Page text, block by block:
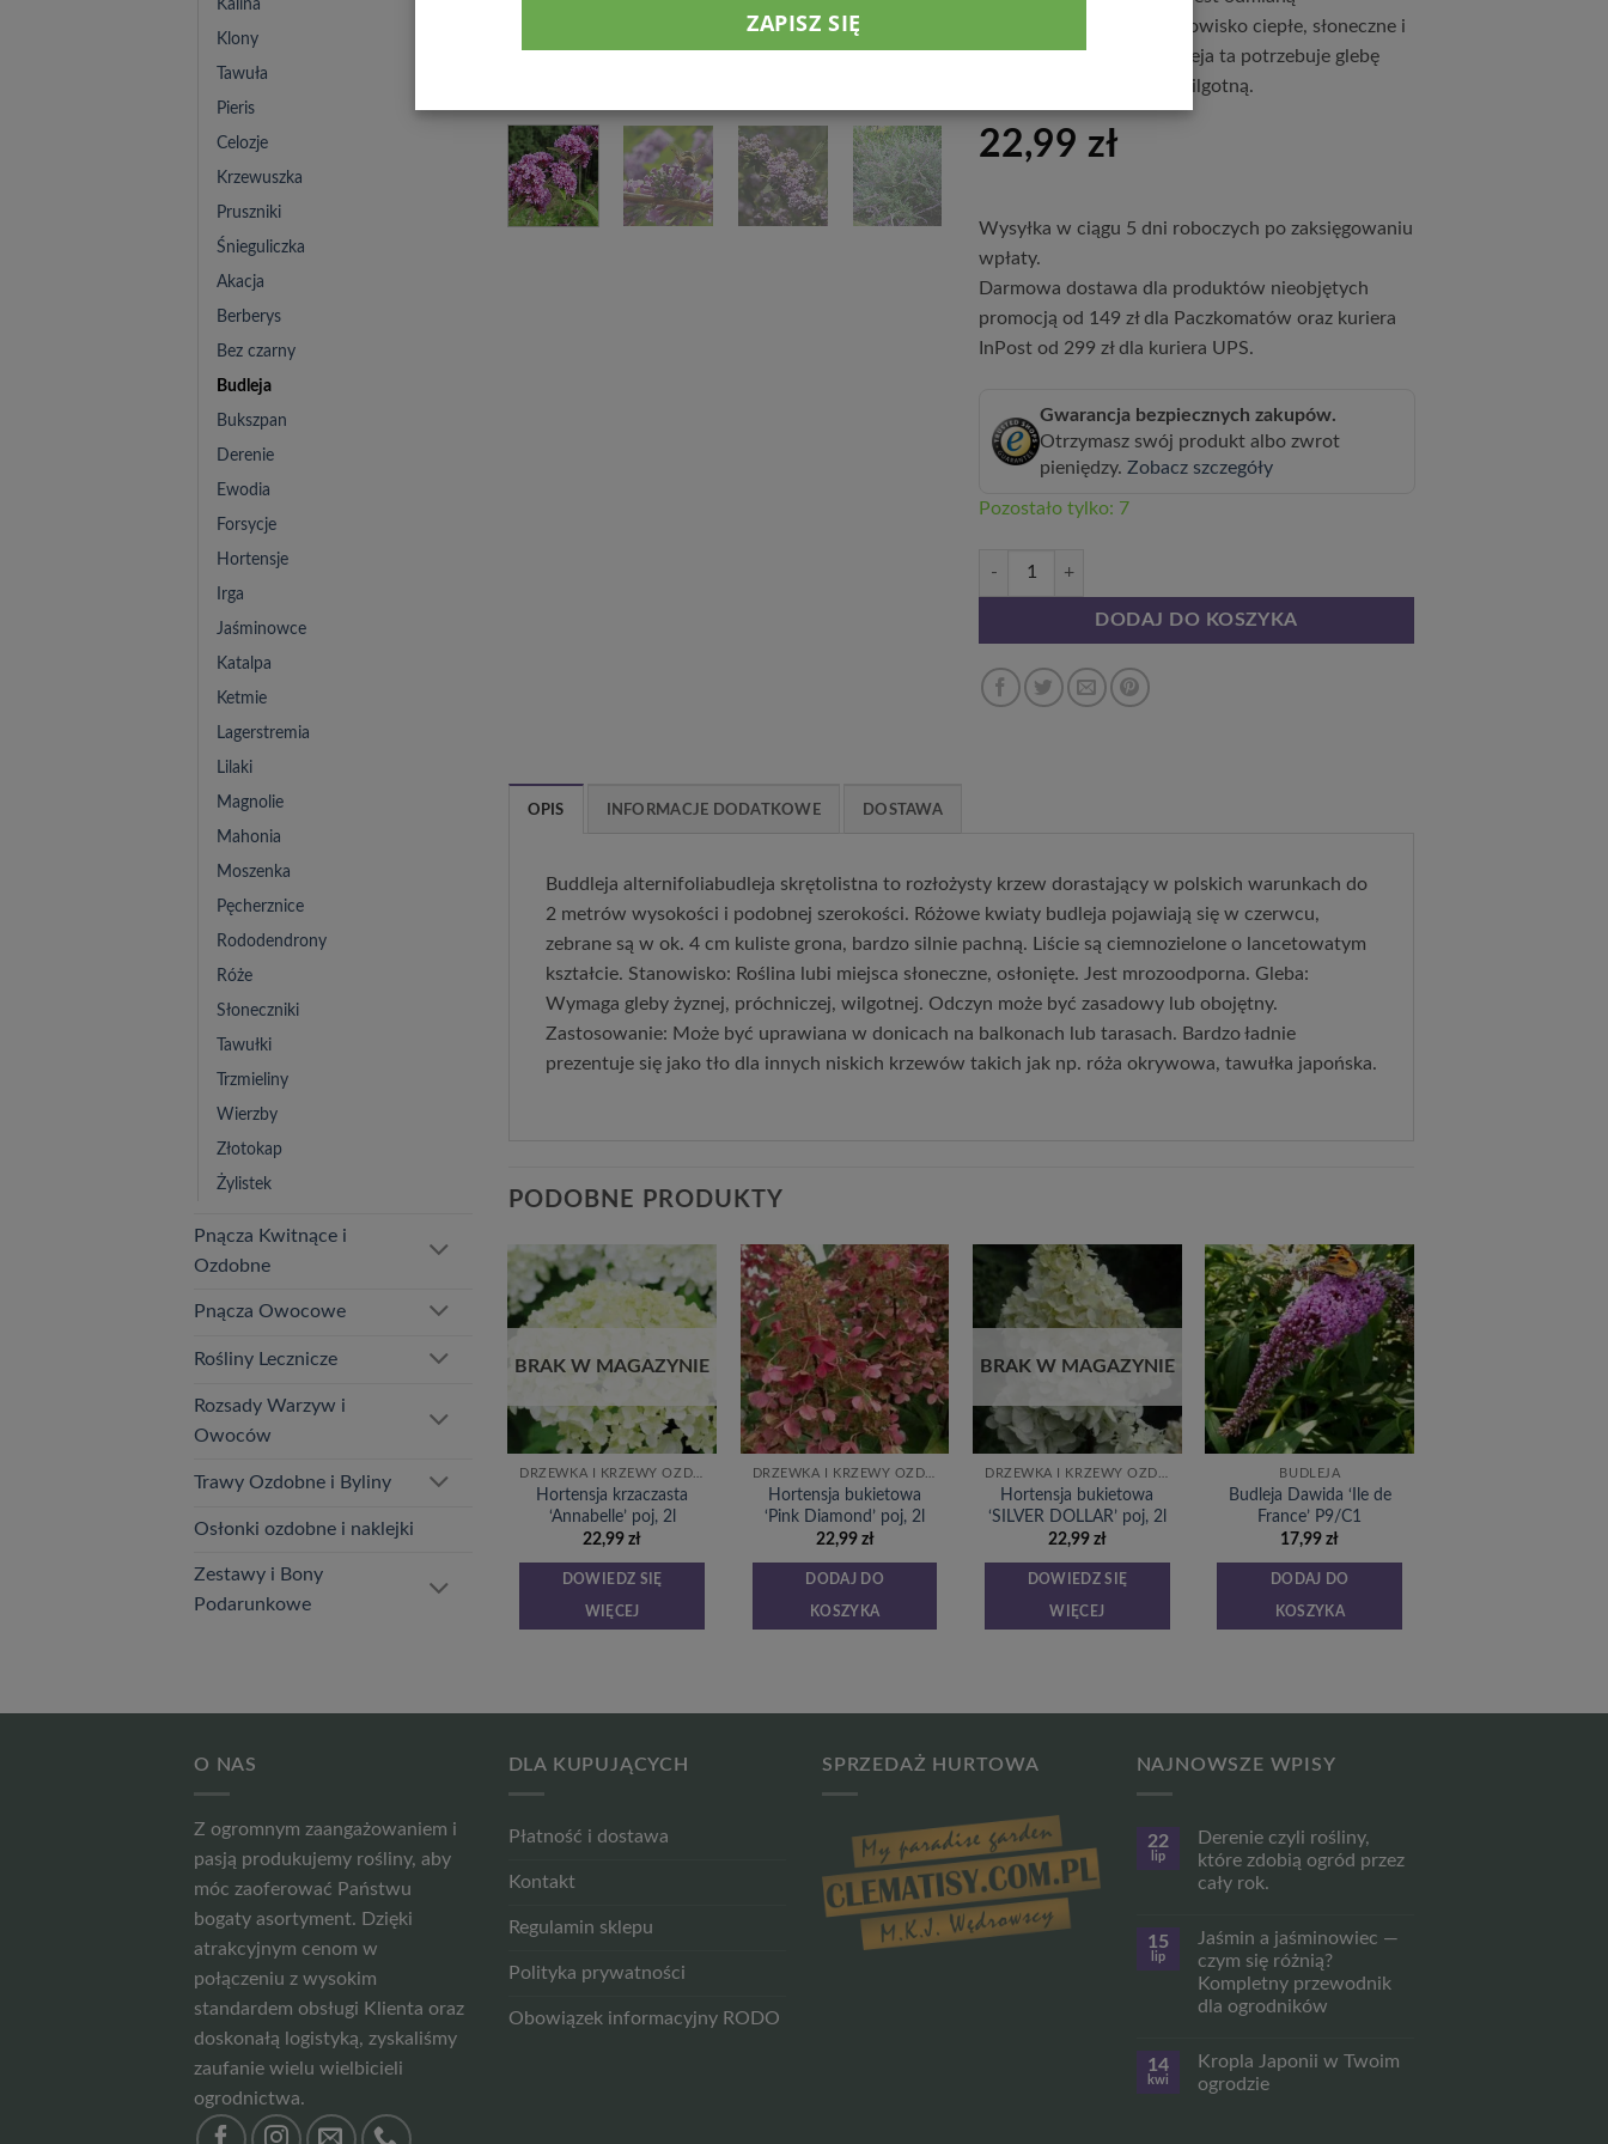
Kalina
Klony
Tawuła
Pieris
Celozje
Krzewuszka
Pruszniki
Śnieguliczka
Akacja
Berberys
Bez czarny
Budleja
Bukszpan
Derenie
Ewodia
Forsycje
Hortensje
Irga
Jaśminowce
Katalpa
Ketmie
Lagerstremia
Lilaki
Magnolie
Mahonia
Moszenka
Pęcherznice
Rododendrony
Róże
Słoneczniki
Tawułki
Trzmieliny
Wierzby
Złotokap
Żylistek
Pnącza Kwitnące i
Ozdobne
Pnącza Owocowe
Rośliny Lecznicze
Rozsady Warzyw i
Owoców
Trawy Ozdobne i Byliny
Osłonki ozdobne i naklejki
Zestawy i Bony
Podarunkowe
mrozoodporną. Lubi stanowisko ciepłe, słoneczne i
osłonięte od wiatru. Budleja ta potrzebuje glebę
żyzną, przepuszczalną i wilgotną.
22,99 zł
Wysyłka w ciągu 5 dni roboczych po zaksięgowaniu
wpłaty.
Darmowa dostawa dla produktów nieobjętych
promocją od 149 zł dla Paczkomatów oraz kuriera
InPost od 299 zł dla kuriera UPS.
Gwarancja bezpiecznych zakupów.
Otrzymasz swój produkt albo zwrot
pieniędzy.Zobacz szczegóły
Pozostało tylko: 7
ilość Budleja skrętolistna (Buddleja alternifolia) poj, 2l
DODAJ DO KOSZYKA
OPIS INFORMACJE DODATKOWE DOSTAWA
Buddleja alternifoliabudleja skrętolistna to rozłożysty krzew dorastający w polskich warunkach do
2 metrów wysokości i podobnej szerokości. Różowe kwiaty budleja pojawiają się w czerwcu,
zebrane są w ok. 4 cm kuliste grona, bardzo silnie pachną. Liście są ciemnozielone o lancetowatym
kształcie. Stanowisko: Roślina lubi miejsca słoneczne, osłonięte. Jest mrozoodporna. Gleba:
Wymaga gleby żyznej, próchniczej, wilgotnej. Odczyn może być zasadowy lub obojętny.
Zastosowanie: Może być uprawiana w donicach na balkonach lub tarasach. Bardzo ładnie
prezentuje się jako tło dla innych niskich krzewów takich jak np. róża okrywowa, tawułka japońska.
PODOBNE PRODUKTY
Dodaj
do
życzeń
BRAK W MAGAZYNIE
Hortensja krzaczasta
‘Annabelle’ poj, 2l
22,99zł
DOWIEDZ SIĘ
WIĘCEJ
Dodaj
do
listy
życzeń
Hortensja bukietowa
‘Pink Diamond’ poj, 2l
22,99 zł
DODAJ DO
KOSZYKA
Dodaj
do
życzeń
BRAK W MAGAZYNIE
Hortensja bukietowa
‘SILVER DOLLAR’ poj, 2l
22,99 zł
DOWIEDZ SIĘ
WIĘCEJ
Dodaj
do
listy
życzeń
BUDLEJA
Budleja Dawida ‘Ile de
France’ P9/C1
17,99zł
DODAJ DO
KOSZYKA
Dodaj
życzeń
BRAK W MAGAZYNIE
DOWIEDZ SIĘ
Dodaj
życzeń
BRAK W MAGAZYNIE
Hortensja bukietowa
22,99zł
O NAS
Z ogromnym zaangażowaniem i
pasją produkujemy rośliny, aby
móc zaoferować Państwu
bogaty asortyment. Dzięki
atrakcyjnym cenom w
połączeniu z wysokim
standardem obsługi Klienta oraz
doskonałą logistyką, zyskaliśmy
zaufanie wielu wielbicieli
ogrodnictwa.
DLA KUPUJĄCYCH
Płatność i dostawa
Kontakt
Regulamin sklepu
Polityka prywatności
Obowiązek informacyjny RODO
SPRZEDAŻ HURTOWA NAJNOWSZE WPISY
22
lip
Derenie czyli rośliny,
które zdobią ogród przez
cały rok.
do
czyli
rośliny,
które
zdobią
cały
rok.
15
lip
Jaśmin a jaśminowiec —
czym się różnią?
Kompletny przewodnik
dla ogrodników
do
a
14
kwi
Kropla Japonii w Twoim
ogrodzie